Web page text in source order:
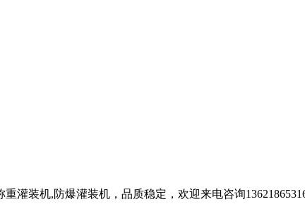
灌装机,防爆灌装机，品质稳定，欢迎来电咨询